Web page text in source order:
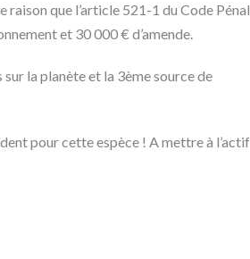
raison que l’article 521-1 du Code Pénal
et 30 000 € d’amende.
la planète et la 3ème source de
pour cette espèce ! A mettre à l’actif